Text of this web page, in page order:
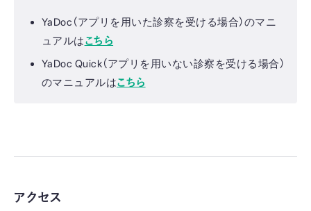
YaDoc（アプリを用いた診察を受ける場合）のマニ
ュアルはこちら
YaDoc Quick（アプリを用いない診察を受ける場合）
のマニュアルはこちら
アクセス